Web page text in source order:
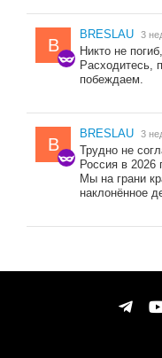
B
BRESLAU 3
Никто не
Расходитесь,
побеждаем.
B
BRESLAU 3
Трудно не
Россия в 2026
Мы на грани
наклонённое